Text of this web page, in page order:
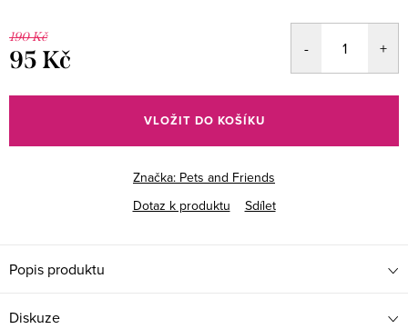
190 Kč
95 Kč
cena:
VLOŽIT DO KOŠÍKU
Značka: Pets and Friends
Dotaz k produktu
Sdílet
Popis produktu
Diskuze